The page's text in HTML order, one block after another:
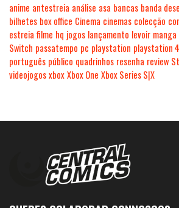
anime antestreia análise asa bancas banda
bilhetes box office Cinema cinemas colecção
estreia filme hq jogos lançamento levoir manga
Switch passatempo pc playstation playstation 4
português público quadrinhos resenha review
videojogosxboxXbox One Xbox Series S|X